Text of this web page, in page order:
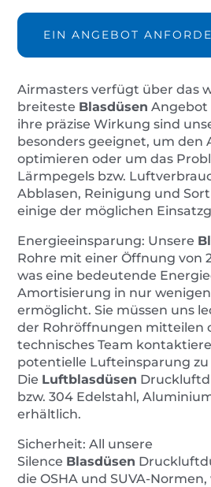
Menge
EIN ANGEBOT
Airmasters verfügt über das
breiteste Blasdüsen Angebot
ihre präzise Wirkung sind
besonders geeignet, um den
optimieren oder um das
Lärmpegels bzw.
Abblasen, Reinigung und
einige der möglichen
Energieeinsparung: Unsere
Rohre mit einer Öffnung von
was eine bedeutende
Amortisierung in nur
ermöglicht. Sie müssen uns
der Rohröffnungen mitteilen
technisches Team
potentielle Lufteinsparung
Die Luftblasdüsen
bzw. 304 Edelstahl,
erhältlich.
Sicherheit: All unsere
Silence Blasdüsen
die OSHA und SUVA-